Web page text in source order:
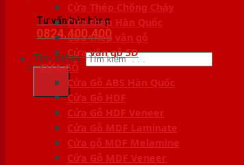
Tư vấn bán hàng
0824.400.400
Tìm kiếm:
Cửa Thép Chống Cháy
Cửa thép Hàn Quốc
Cửa thép vân gỗ
Cửa vân gỗ 5D
CỬA GỖ
Cửa Gỗ ABS Hàn Quốc
Cửa Gỗ HDF
Cửa Gỗ HDF Veneer
Cửa Gỗ MDF Laminate
Cửa gỗ MDF Melamine
Cửa Gỗ MDF Veneer